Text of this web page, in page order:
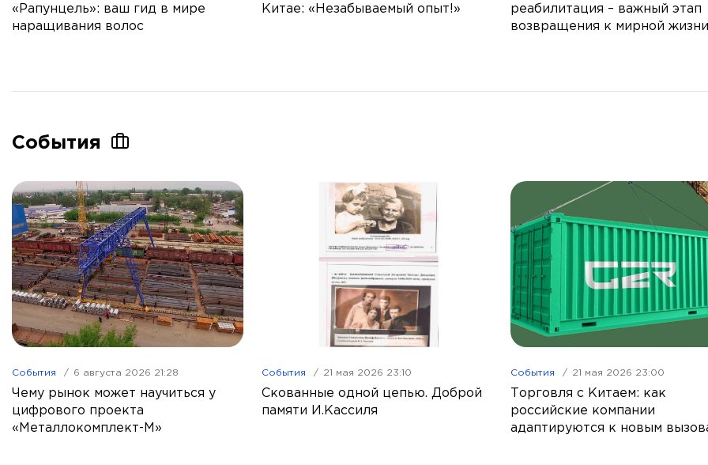
«Рапунцель»: ваш гид в мире
наращивания волос
Китае: «Незабываемый опыт!»
реабилитация – важный этап
возвращения к мирной жизни
События
События 6 августа 2026 21:28
Чему рынок может научиться у
цифрового проекта
«Металлокомплект-М»
События 21 мая 2026 23:10
Скованные одной цепью. Доброй
памяти И.Кассиля
События 21 мая 2026 23:00
Торговля с Китаем: как
российские компании
адаптируются к новым